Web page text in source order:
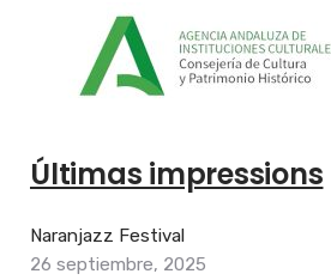
Últimas impressions
Naranjazz Festival
26 septiembre, 2025